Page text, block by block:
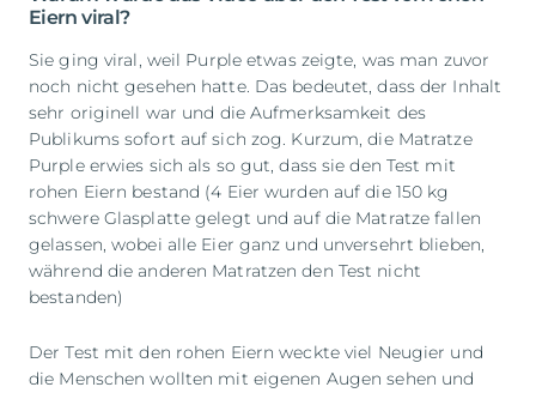
Eiern viral?
Sie ging viral, weil Purple etwas zeigte, was man zuvor
noch nicht gesehen hatte. Das bedeutet, dass der Inhalt
sehr originell war und die Aufmerksamkeit des
Publikums sofort auf sich zog. Kurzum, die Matratze
Purple erwies sich als so gut, dass sie den Test mit
rohen Eiern bestand (4 Eier wurden auf die 150 kg
schwere Glasplatte gelegt und auf die Matratze fallen
gelassen, wobei alle Eier ganz und unversehrt blieben,
während die anderen Matratzen den Test nicht
bestanden)
Der Test mit den rohen Eiern weckte viel Neugier und
die Menschen wollten mit eigenen Augen sehen und